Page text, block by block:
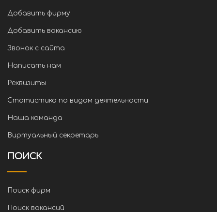
Добавить фирму
Добавить вакансию
Звонок с сайта
Написать нам
Реквизиты
Статистика по видам деятельности
Наша команда
Виртуальный секретарь
ПОИСК
Поиск фирм
Поиск вакансий